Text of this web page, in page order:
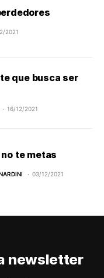
2021
que busca ser
16/12/2021
te metas
03/12/2021
newsletter